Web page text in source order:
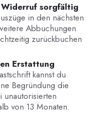
Widerruf sorgfältig
in den nächsten
Abbuchungen
zurückbuchen
Erstattung
kannst du
Begründung die
unautorisierten
von 13 Monaten.